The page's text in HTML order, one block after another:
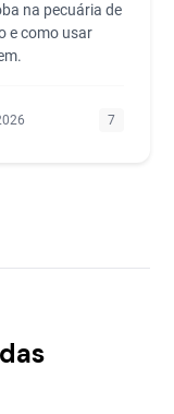
na pecuária de
e como usar
7